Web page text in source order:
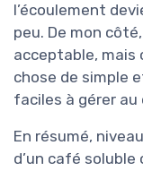
l’écoulement
peu. De mon
acceptable, mais
chose de simple
faciles à gérer au
En résumé,
d’un café soluble